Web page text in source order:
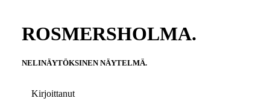
ROSMERSHOLMA.
NELINÄYTÖKSINEN NÄYTELMÄ.
Kirjoittanut